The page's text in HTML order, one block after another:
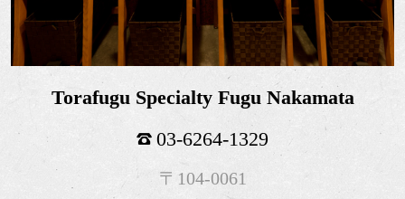
Torafugu Specialty Fugu Nakamata
03-6264-1329
〒104-0061